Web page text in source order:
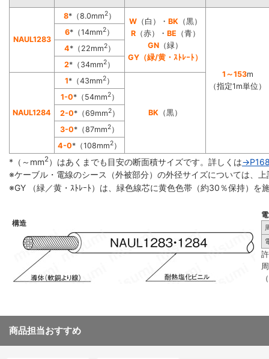
NAUL1283
8*（8.0mm2）
W（白）・ BK （黒）
R（赤）・ BE （青）
GN （緑）
GY（緑/黄・ｽﾄﾚｰﾄ）
1～153m
（指定1m単位）
6*（14mm2）
4*（22mm2）
2*（34mm2）
NAUL1284
1*（43mm2）
BK （黒）
1-0*（54mm2）
2-0*（69mm2）
3-0*（87mm2）
4-0*（108mm2）
*（～mm2 ）はあくまでも目安の断面積サイズです。詳しくは
※ケーブル・電線のシース（外被部分）の外径サイズについては、
※GY （緑／黄・ｽﾄﾚｰﾄ）は、緑色線芯に黄色色帯（約30％保持）を
構造
商品担当おすすめ